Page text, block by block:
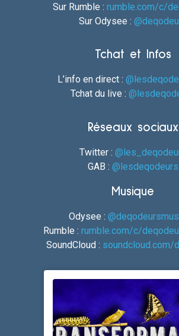
Sur Rumble : rumble.com/c/
Sur Odysee :
Tchat et Infos
L’info en direct :
Tchat du live :
Réseaux sociaux
Twitter :
GAB : @lesdeqodeurs
Musique
Odysee :
Rumble : rumble.com/c/
SoundCloud : soundcloud.com/